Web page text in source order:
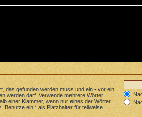
das gefunden werden muss und ein- vor ein
werden darf. Verwende mehrere Wörter
einer Klammer, wenn nur eines der Wörter
Benutze ein * als Platzhalter für teilweise